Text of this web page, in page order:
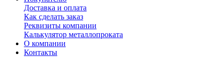
Доставка и оплата
Как сделать заказ
Реквизиты компании
Калькулятор металлопроката
О компании
Контакты